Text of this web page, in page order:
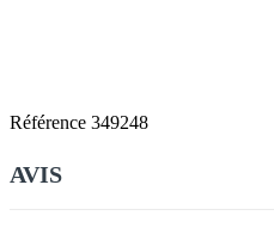
Référence 349248
AVIS